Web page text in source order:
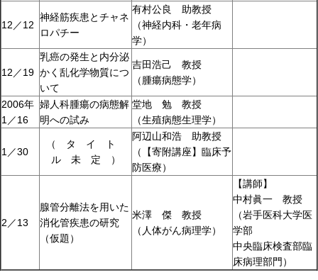
12／12
神経筋疾患とチャネ
ロパチー
有村公良 助教授
（神経内科・老年病
学）
12／19
乳癌の発生と内分泌
かく乱化学物質につ
いて
吉田浩己 教授
（腫瘍病態学）
2006年
1／16
婦人科腫瘍の病態解
明への試み
堂地 勉 教授
（生殖病態生理学）
1／30
（ タ イ ト
ル 未 定 ）
阿辺山和浩 助教授
（【寄附講座】臨床予
防医療）
2／13
腺管分離法を用いた
消化管疾患の研究
（仮題）
米澤 傑 教授
（人体がん病理学）
【講師】
中村眞一 教授
（岩手医科大学医
学部
中央臨床検査部臨
床病理部門）